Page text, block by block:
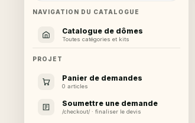
NAVIGATION DU CATALOGUE
Catalogue de dômes
Toutes catégories et kits
PROJET
Panier de demandes
0 articles
Soumettre une demande
/checkout/ · finaliser le devis